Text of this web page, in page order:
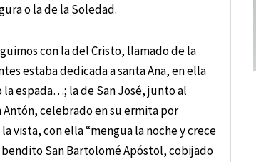
o la de la Soledad.
con la del Cristo, llamado de la
estaba dedicada a santa Ana, en ella
espada…; la de San José, junto al
celebrado en su ermita por
vista, con ella “mengua la noche y crece
San Bartolomé Apóstol, cobijado